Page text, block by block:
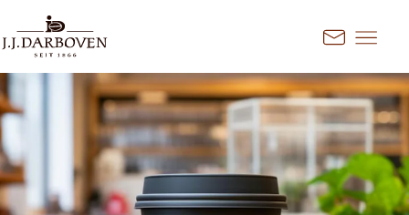
Kontakt
Sélectionnez le pays et la
langue
Découvrez nos offres pour votre
marché
Deutschland DE
EN